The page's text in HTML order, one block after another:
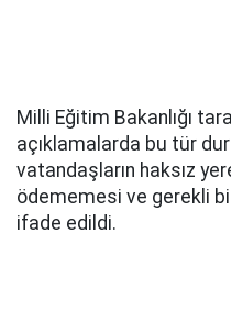
Milli Eğitim Bakanlığı
açıklamalarda bu tür
vatandaşların haksız
ödememesi ve gerekli
ifade edildi.